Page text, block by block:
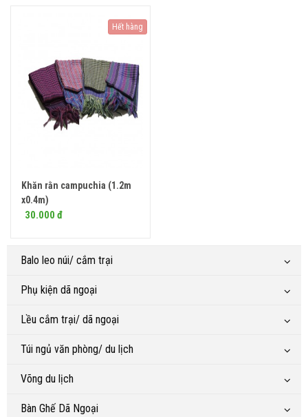
Khăn rằn campuchia (1.2m
x0.4m)
30.000 đ
Hết hàng
Balo leo núi/ cắm trại
Phụ kiện dã ngoại
Lều cắm trại/ dã ngoại
Túi ngủ văn phòng/ du lịch
Võng du lịch
Bàn Ghế Dã Ngoại